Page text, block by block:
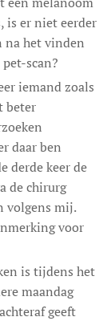
is er niet eerder
na het vinden
scan?
iemand zoals
beter
daar ben
derde keer de
de chirurg
volgens mij.
voor
is tijdens het
maandag
geeft